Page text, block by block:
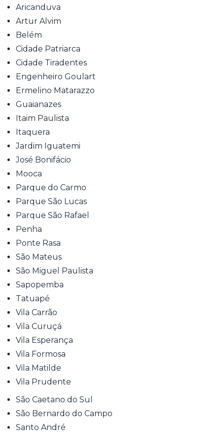
Aricanduva
Artur Alvim
Belém
Cidade Patriarca
Cidade Tiradentes
Engenheiro Goulart
Ermelino Matarazzo
Guaianazes
Itaim Paulista
Itaquera
Jardim Iguatemi
José Bonifácio
Mooca
Parque do Carmo
Parque São Lucas
Parque São Rafael
Penha
Ponte Rasa
São Mateus
São Miguel Paulista
Sapopemba
Tatuapé
Vila Carrão
Vila Curuçá
Vila Esperança
Vila Formosa
Vila Matilde
Vila Prudente
São Caetano do Sul
São Bernardo do Campo
Santo André